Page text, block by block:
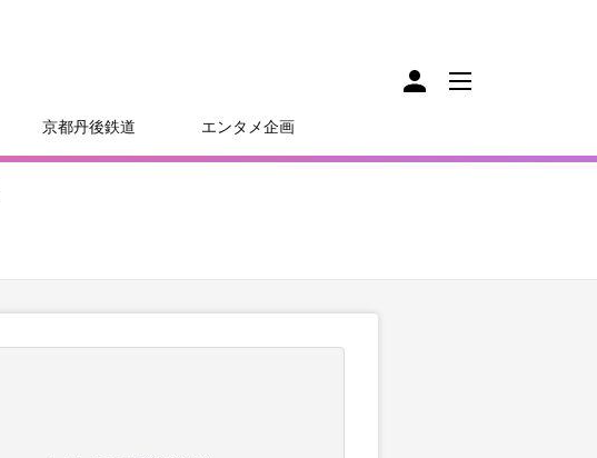
京都丹後鉄道 エンタメ企画